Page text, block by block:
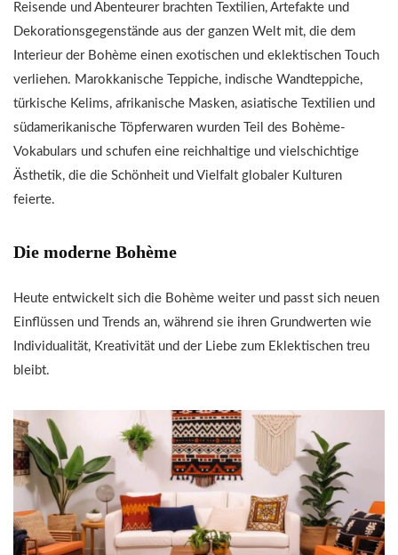
Reisende und Abenteurer brachten Textilien, Artefakte und
Dekorationsgegenstände aus der ganzen Welt mit, die dem
Interieur der Bohème einen exotischen und eklektischen Touch
verliehen. Marokkanische Teppiche, indische Wandteppiche,
türkische Kelims, afrikanische Masken, asiatische Textilien und
südamerikanische Töpferwaren wurden Teil des Bohème-
Vokabulars und schufen eine reichhaltige und vielschichtige
Ästhetik, die die Schönheit und Vielfalt globaler Kulturen
feierte.
Die moderne Bohème
Heute entwickelt sich die Bohème weiter und passt sich neuen
Einflüssen und Trends an, während sie ihren Grundwerten wie
Individualität, Kreativität und der Liebe zum Eklektischen treu
bleibt.